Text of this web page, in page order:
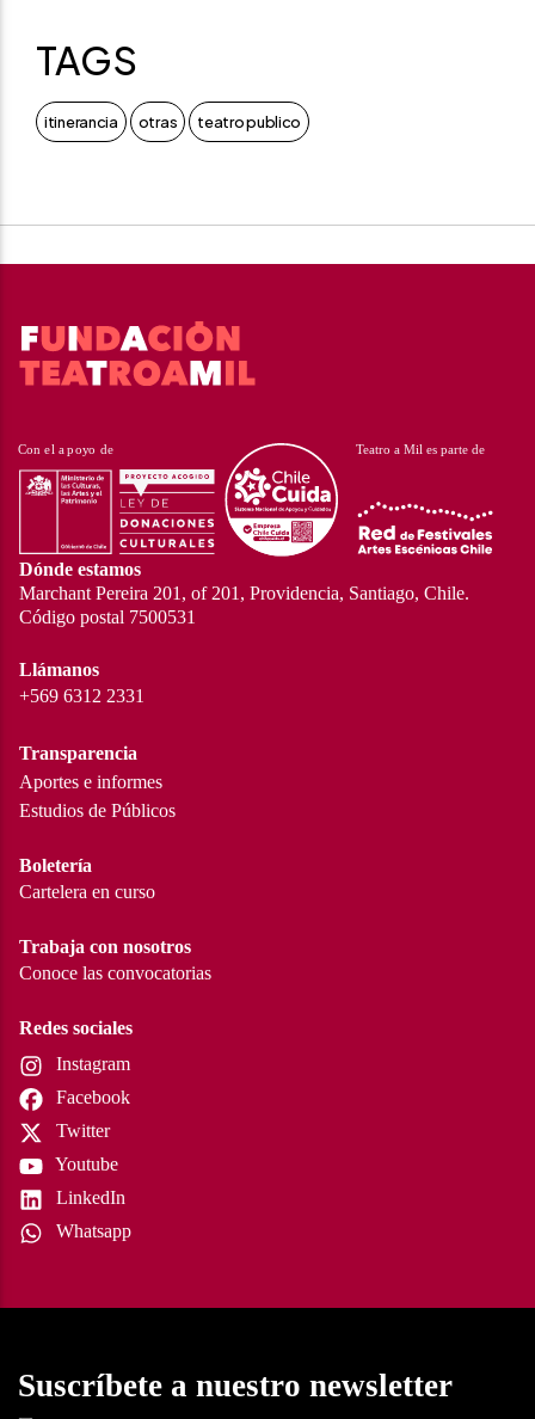
TAGS
itinerancia otras teatro publico
Dónde estamos
Marchant Pereira 201, of 201, Providencia, Santiago, Chile.
Código postal 7500531
Llámanos
+569 6312 2331
Transparencia
Aportes e informes
Estudios de Públicos
Boletería
Cartelera en curso
Trabaja con nosotros
Conoce las convocatorias
Redes sociales
Instagram
Facebook
Twitter
Youtube
LinkedIn
Whatsapp
Suscríbete a nuestro newsletter